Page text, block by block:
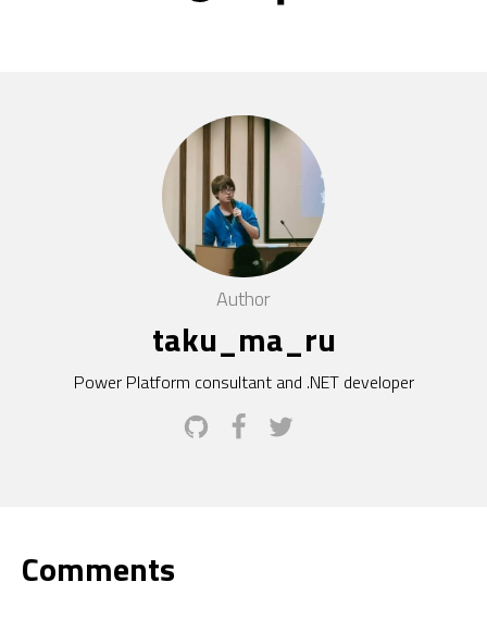
Author
taku_ma_ru
Power Platform consultant and .NET developer
Comments